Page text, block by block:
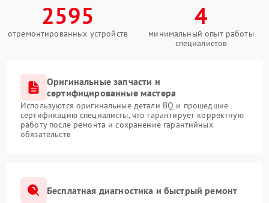
2595
отремонтированных устройств
4
минимальный опыт работы
специалистов
Оригинальные запчасти и
сертифицированные мастера
Используются оригинальные детали BQ и прошедшие
сертификацию специалисты, что гарантирует корректную
работу после ремонта и сохранение гарантийных
обязательств
Бесплатная диагностика и быстрый ремонт